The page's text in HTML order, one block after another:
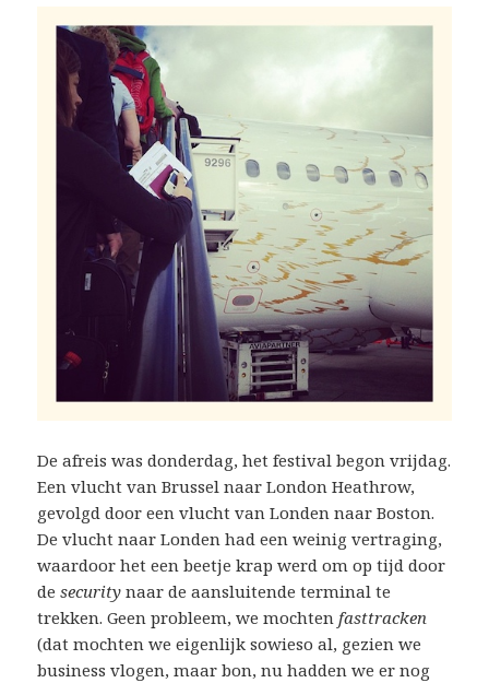
De afreis was donderdag, het festival begon vrijdag.
Een vlucht van Brussel naar London Heathrow,
gevolgd door een vlucht van Londen naar Boston.
De vlucht naar Londen had een weinig vertraging,
waardoor het een beetje krap werd om op tijd door
desecurity naar de aansluitende terminal te
trekken. Geen probleem, we mochtenfasttracken
(dat mochten we eigenlijk sowieso al, gezien we
business vlogen, maar bon, nu hadden we er nog